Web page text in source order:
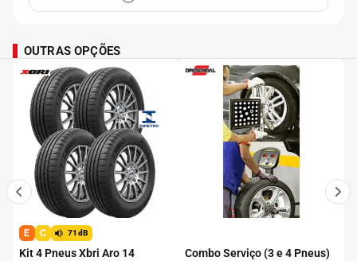
OUTRAS OPÇÕES
E C 71dB
Kit 4 Pneus Xbri Aro 14
Combo Serviço (3 e 4 Pneus)